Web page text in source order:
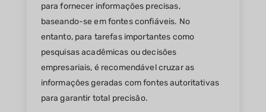
para fornecer informações precisas,
baseando-se em fontes confiáveis. No
entanto, para tarefas importantes como
pesquisas acadêmicas ou decisões
empresariais, é recomendável cruzar as
informações geradas com fontes autoritativas
para garantir total precisão.